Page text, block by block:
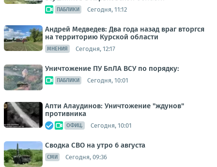
ПАБЛИКИ Сегодня, 11:12
Андрей Медведев: Два года назад враг вторгся
на территорию Курской области
МНЕНИЯ Сегодня, 12:17
Уничтожение ПУ БпЛА ВСУ по порядку:
ПАБЛИКИ Сегодня, 10:01
Апти Алаудинов: Уничтожение "ждунов"
противника
ОФИЦ. Сегодня, 10:01
Сводка СВО на утро 6 августа
СМИ Сегодня, 09:36